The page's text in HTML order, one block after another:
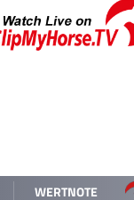
WERTNOTE